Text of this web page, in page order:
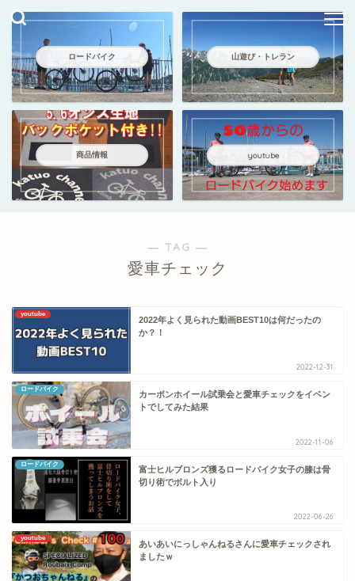
ロードバイク 山遊び・トレラン
商品情報 youtube
― TAG ―
愛車チェック
youtube
2022年よく見られた動画BEST10は何だったの
か？！
2022-12-31
ロードバイク
カーボンホイール試乗会と愛車チェックをイベン
トでしてみた結果
2022-11-06
ロードバイク
富士ヒルブロンズ獲るロードバイク女子の膝は骨
切り術でボルト入り
2022-06-26
youtube
あいあいにっしゃんねるさんに愛車チェックされ
ましたｗ